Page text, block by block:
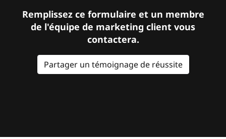
Remplissez ce formulaire et un membre
de l'équipe de marketing client vous
contactera.
Partager un témoignage de réussite